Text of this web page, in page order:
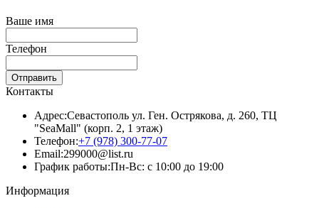
Ваше имя
Телефон
Отправить
Контакты
Адрес:Севастополь ул. Ген. Острякова, д. 260, ТЦ
"SeaMall" (корп. 2, 1 этаж)
Телефон:+7 (978) 300-77-07
Email:299000@list.ru
График работы:Пн-Вс: с 10:00 до 19:00
Информация